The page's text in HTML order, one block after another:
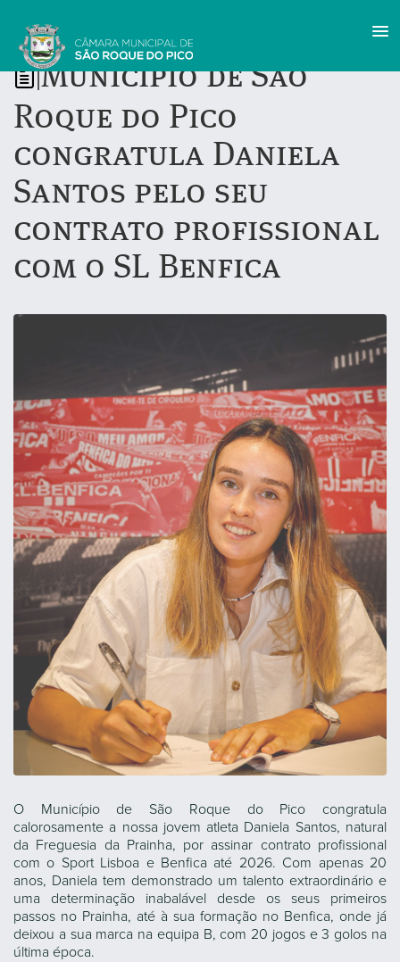
Município de São
Roque do Pico
congratula Daniela
Santos pelo seu
contrato profissional
com o SL Benfica
O Município de São Roque do Pico congratula
calorosamente a nossa jovem atleta Daniela Santos, natural
da Freguesia da Prainha, por assinar contrato profissional
com o Sport Lisboa e Benfica até 2026. Com apenas 20
anos, Daniela tem demonstrado um talento extraordinário e
uma determinação inabalável desde os seus primeiros
passos no Prainha, até à sua formação no Benfica, onde já
deixou a sua marca na equipa B, com 20 jogos e 3 golos na
última época.